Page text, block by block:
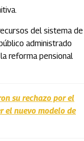
del sistema de
administrado
reforma pensional
su rechazo por el
el nuevo modelo de